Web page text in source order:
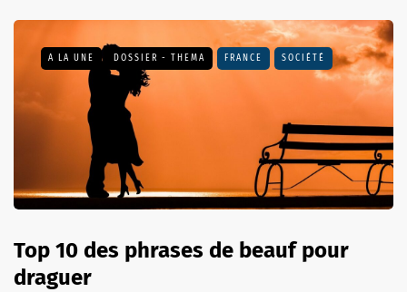
A LA UNE DOSSIER - THEMA FRANCE SOCIÉTÉ
Top 10 des phrases de beauf pour
draguer